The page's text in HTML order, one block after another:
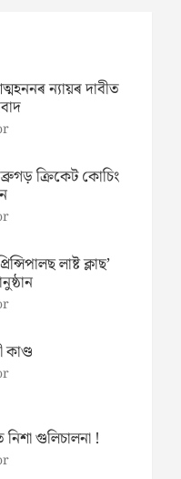
ন্যায়ৰ দাবীত
ক্ৰিকেট কোচিং
লাষ্ট ক্লাছ’
গুলিচালনা !